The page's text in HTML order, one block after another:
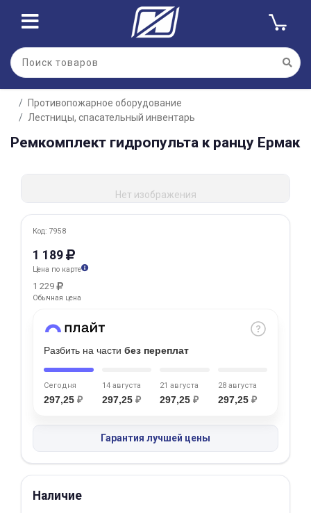
Противопожарное оборудование
Лестницы, спасательный инвентарь
Ремкомплект гидропульта к ранцу Ермак
Нет изображения
Код: 7958
1 189
Цена по карте
1 229
Обычная цена
Разбить на части без переплат
Сегодня
297,25 ₽
14 августа
297,25 ₽
21 августа
297,25 ₽
28 августа
297,25 ₽
Гарантия лучшей цены
Наличие
Для клиентов всех банков
Разбейте
оплатуна части
График платежей
Сегодня
25%
Добавляйте товары
в корзину
Оплачивайте сегодня только
выбранный способом